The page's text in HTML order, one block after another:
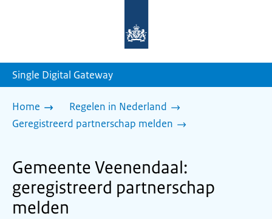
homepage
Single Digital Gateway
Home
Regelen in Nederland
Geregistreerd partnerschap melden
Gemeente Veenendaal:
geregistreerd partnerschap
melden